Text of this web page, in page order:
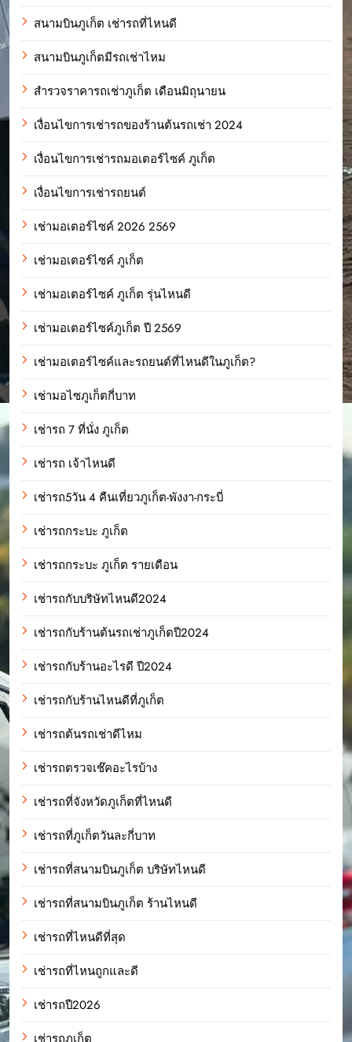
สนามบินภูเก็ต เช่ารถที่ไหนดี
สนามบินภูเก็ตมีรถเช่าไหม
สำรวจราคารถเช่าภูเก็ต เดือนมิถุนายน
เงื่อนไขการเช่ารถของร้านต้นรถเช่า 2024
เงื่อนไขการเช่ารถมอเตอร์ไซค์ ภูเก็ต
เงื่อนไขการเช่ารถยนต์
เช่ามอเตอร์ไซค์ 2026 2569
เช่ามอเตอร์ไซค์ ภูเก็ต
เช่ามอเตอร์ไซค์ ภูเก็ต รุ่นไหนดี
เช่ามอเตอร์ไซค์ภูเก็ต ปี 2569
เช่ามอเตอร์ไซค์และรถยนต์ที่ไหนดีในภูเก็ต?
เช่ามอไซภูเก็ตกี่บาท
เช่ารถ 7 ที่นั่ง ภูเก็ต
เช่ารถ เจ้าไหนดี
เช่ารถ5วัน 4 คืนเที่ยวภูเก็ต-พังงา-กระบี่
เช่ารถกระบะ ภูเก็ต
เช่ารถกระบะ ภูเก็ต รายเดือน
เช่ารถกับบริษัทไหนดี2024
เช่ารถกับร้านต้นรถเช่าภูเก็ตปี2024
เช่ารถกับร้านอะไรดี ปี2024
เช่ารถกับร้านไหนดีที่ภูเก็ต
เช่ารถต้นรถเช่าดีไหม
เช่ารถตรวจเช๊คอะไรบ้าง
เช่ารถที่จังหวัดภูเก็ตที่ไหนดี
เช่ารถที่ภูเก็ตวันละกี่บาท
เช่ารถที่สนามบินภูเก็ต บริษัทไหนดี
เช่ารถที่สนามบินภูเก็ต ร้านไหนดี
เช่ารถที่ไหนดีที่สุด
เช่ารถที่ไหนถูกและดี
เช่ารถปี2026